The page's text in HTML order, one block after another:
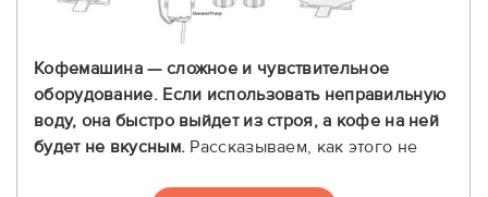
Кофемашина — сложное и чувствительное
оборудование. Если использовать неправильную
воду, она быстро выйдет из строя, а кофе на ней
будет не вкусным. Рассказываем, как этого не